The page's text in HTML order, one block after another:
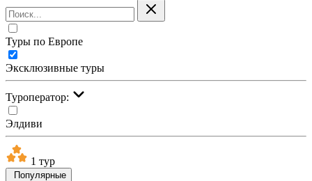
Туры по Европе
Эксклюзивные туры
Туроператор:
Элдиви
1 тур
Популярные